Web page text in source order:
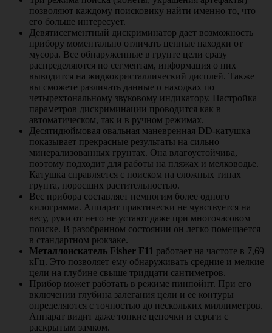
позволяют каждому поисковику найти именно то, что
его больше интересует.
Девятисегментный дискриминатор дает возможность
прибору моментально отличать ценные находки от
мусора. Все обнаруженные в грунте цели сразу
распределяются по сегментам, информация о них
выводится на жидкокристаллический дисплей. Также
вы сможете различать данные о находках по
четырехтональному звуковому индикатору. Настройка
параметров дискриминации проводится как в
автоматическом, так и в ручном режимах.
Десятидюймовая овальная маневренная DD-катушка
показывает прекрасные результаты на сильно
минерализованных грунтах. Она влагоустойчива,
поэтому подходит для работы на пляжах и мелководье.
Катушка справляется с поиском на сложных типах
грунта, поросших растительностью.
Вес прибора составляет немногим более одного
килограмма. Аппарат практически не чувствуется на
весу, руки от него не устают даже при многочасовом
поиске. В разобранном состоянии он легко помещается
в стандартном рюкзаке.
Металлоискатель Fisher F11 работает на частоте в 7,69
кГц. Это позволяет ему обнаруживать средние и мелкие
цели на глубине свыше тридцати сантиметров.
Прибор может работать в режиме пинпойнт. При его
включении глубина залегания цели и ее контуры
определяются с точностью до нескольких миллиметров.
Аппарат видит даже тонкие цепочки и серьги с
раскрытым замком.